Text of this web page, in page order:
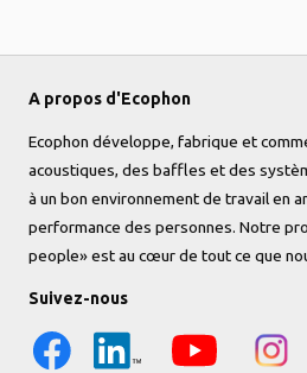
A propos d'Ecophon
Ecophon développe, fabrique et
acoustiques, des baffles et des
à un bon environnement de travail en
performance des personnes. Notre
people» est au cœur de tout ce que
Suivez-nous